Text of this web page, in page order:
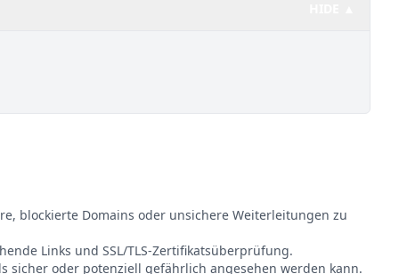
blockierte Domains oder unsichere Weiterleitungen zu
Links und SSL/TLS-Zertifikatsüberprüfung.
sicher oder potenziell gefährlich angesehen werden kann.